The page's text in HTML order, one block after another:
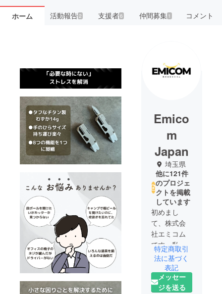
ホーム 活動報告2 支援者6 仲間募集 1 コメント
Emico
m
Japan
埼玉県
他に121件
のプロジェ
クトを掲載
しています
初めまし
て、株式会
社エミコム
です。私た
ちは「新し
いアイディ
アが、日常
を変える」
特定商取引
法に基づく
表記
メッセー
ジを送る